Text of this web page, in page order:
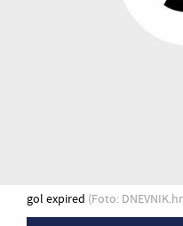
gol expired (Foto: